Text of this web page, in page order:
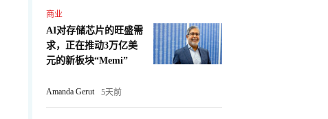
商业
AI对存储芯片的旺盛需
求，正在推动3万亿美
元的新板块“Memi”
Amanda Gerut 5天前